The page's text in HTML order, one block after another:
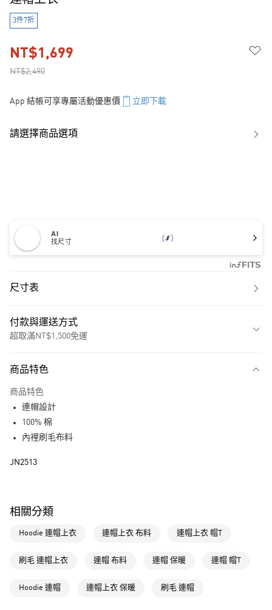
3件7折
NT$2,490
NT$1,699
App 結帳可享專屬活動優惠價 立即下載
請選擇商品選項
AI
找尺寸
尺寸表
付款與運送方式
超取滿NT$1,500免運
LINE Pay
每筆NT$80，滿NT$1,500(含以上)免運費
付款後全家取貨
每筆NT$80，滿NT$1,500(含以上)免運費
商品特色
商品特色
連帽設計
100% 棉
內裡刷毛布料
JN2513
相關分類
Hoodie 連帽上衣 連帽上衣 布料 連帽上衣 帽T
刷毛 連帽上衣 連帽 布料 連帽 保暖 連帽 帽T
Hoodie 連帽 連帽上衣 保暖 刷毛 連帽